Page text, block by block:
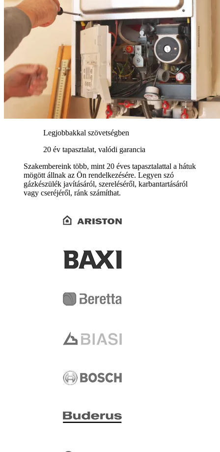
Legjobbakkal szövetségben
20 év tapasztalat, valódi garancia
Szakembereink több, mint 20 éves tapasztalattal a hátuk
mögött állnak az Ön rendelkezésére. Legyen szó
gázkészülék javításáról, szereléséről, karbantartásáról
vagy cseréjéről, ránk számíthat.